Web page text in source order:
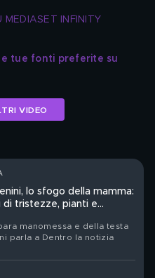
MEDIASET INFINITY
tue fonti preferite su
VIDEO
lo sfogo della mamma:
di tristezze, pianti e
manomessa e della testa
parla a Dentro la notizia